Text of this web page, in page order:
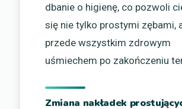
dbanie o higienę, co pozwoli
się nie tylko prostymi zębami,
przede wszystkim zdrowym
uśmiechem po zakończeniu
Zmiana nakładek